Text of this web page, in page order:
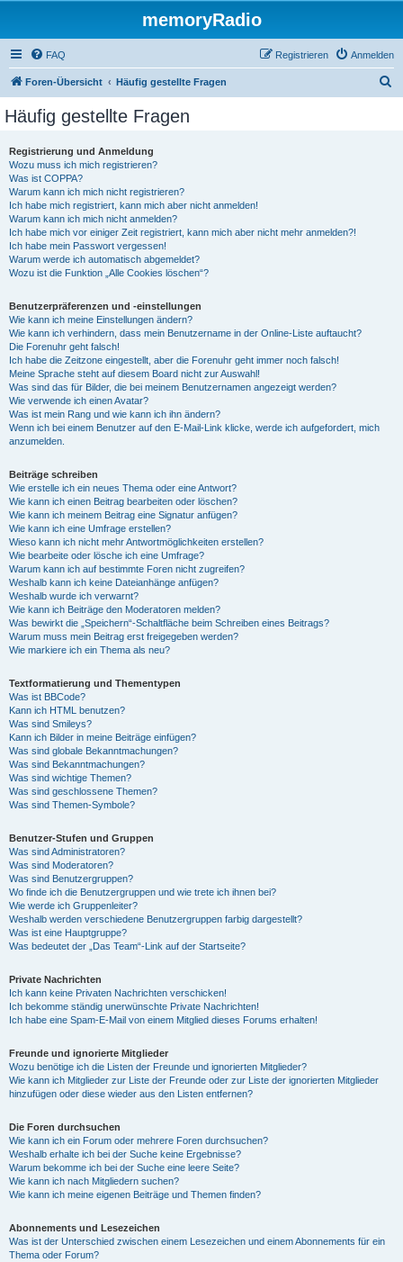
memoryRadio
FAQ Anmelden
Registrieren
Foren-Übersicht Häufig gestellte Fragen
Häufig gestellte Fragen
Registrierung und Anmeldung
Wozu muss ich mich registrieren?
Was ist COPPA?
Warum kann ich mich nicht registrieren?
Ich habe mich registriert, kann mich aber nicht anmelden!
Warum kann ich mich nicht anmelden?
Ich habe mich vor einiger Zeit registriert, kann mich aber nicht mehr anmelden?!
Ich habe mein Passwort vergessen!
Warum werde ich automatisch abgemeldet?
Wozu ist die Funktion „Alle Cookies löschen“?
Benutzerpräferenzen und -einstellungen
Wie kann ich meine Einstellungen ändern?
Wie kann ich verhindern, dass mein Benutzername in der Online-Liste auftaucht?
Die Forenuhr geht falsch!
Ich habe die Zeitzone eingestellt, aber die Forenuhr geht immer noch falsch!
Meine Sprache steht auf diesem Board nicht zur Auswahl!
Was sind das für Bilder, die bei meinem Benutzernamen angezeigt werden?
Wie verwende ich einen Avatar?
Was ist mein Rang und wie kann ich ihn ändern?
Wenn ich bei einem Benutzer auf den E-Mail-Link klicke, werde ich aufgefordert, mich
anzumelden.
Beiträge schreiben
Wie erstelle ich ein neues Thema oder eine Antwort?
Wie kann ich einen Beitrag bearbeiten oder löschen?
Wie kann ich meinem Beitrag eine Signatur anfügen?
Wie kann ich eine Umfrage erstellen?
Wieso kann ich nicht mehr Antwortmöglichkeiten erstellen?
Wie bearbeite oder lösche ich eine Umfrage?
Warum kann ich auf bestimmte Foren nicht zugreifen?
Weshalb kann ich keine Dateianhänge anfügen?
Weshalb wurde ich verwarnt?
Wie kann ich Beiträge den Moderatoren melden?
Was bewirkt die „Speichern“-Schaltfläche beim Schreiben eines Beitrags?
Warum muss mein Beitrag erst freigegeben werden?
Wie markiere ich ein Thema als neu?
Textformatierung und Thementypen
Was ist BBCode?
Kann ich HTML benutzen?
Was sind Smileys?
Kann ich Bilder in meine Beiträge einfügen?
Was sind globale Bekanntmachungen?
Was sind Bekanntmachungen?
Was sind wichtige Themen?
Was sind geschlossene Themen?
Was sind Themen-Symbole?
Benutzer-Stufen und Gruppen
Was sind Administratoren?
Was sind Moderatoren?
Was sind Benutzergruppen?
Wo finde ich die Benutzergruppen und wie trete ich ihnen bei?
Wie werde ich Gruppenleiter?
Weshalb werden verschiedene Benutzergruppen farbig dargestellt?
Was ist eine Hauptgruppe?
Was bedeutet der „Das Team“-Link auf der Startseite?
Private Nachrichten
Ich kann keine Privaten Nachrichten verschicken!
Ich bekomme ständig unerwünschte Private Nachrichten!
Ich habe eine Spam-E-Mail von einem Mitglied dieses Forums erhalten!
Freunde und ignorierte Mitglieder
Wozu benötige ich die Listen der Freunde und ignorierten Mitglieder?
Wie kann ich Mitglieder zur Liste der Freunde oder zur Liste der ignorierten Mitglieder
hinzufügen oder diese wieder aus den Listen entfernen?
Die Foren durchsuchen
Wie kann ich ein Forum oder mehrere Foren durchsuchen?
Weshalb erhalte ich bei der Suche keine Ergebnisse?
Warum bekomme ich bei der Suche eine leere Seite?
Wie kann ich nach Mitgliedern suchen?
Wie kann ich meine eigenen Beiträge und Themen finden?
Abonnements und Lesezeichen
Was ist der Unterschied zwischen einem Lesezeichen und einem Abonnements für ein
Thema oder Forum?